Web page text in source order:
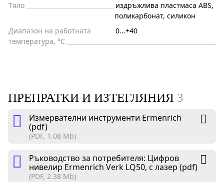
Тяло
издръжлива пластмаса ABS,
поликарбонат, силикон
Диапазон на работната
температура, °C
0...+40
ПРЕПРАТКИ И ИЗТЕГЛЯНИЯ 3
Измервателни инструменти Ermenrich
(pdf)
(PDF, 1.08 Mb)
Ръководство за потребителя: Цифров
нивелир Ermenrich Verk LQ50, с лазер (pdf)
(PDF, 2.38 Mb)